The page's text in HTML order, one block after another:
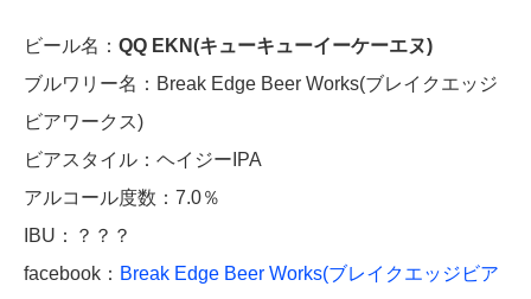
ビール名： QQ EKN(キューキューイーケーエヌ)
ブルワリー名：Break Edge Beer Works(ブレイクエッジ
ビアワークス)
ビアスタイル：ヘイジーIPA
アルコール度数：7.0％
IBU：？？？
facebook： Break Edge Beer Works(ブレイクエッジビア